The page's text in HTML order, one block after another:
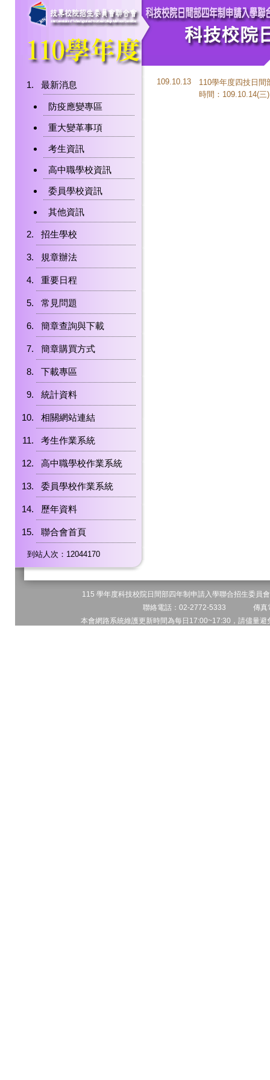
最新消息
防疫應變專區
重大變革事項
考生資訊
高中職學校資訊
委員學校資訊
其他資訊
招生學校
規章辦法
重要日程
常見問題
簡章查詢與下載
簡章購買方式
下載專區
統計資料
相關網站連結
考生作業系統
高中職學校作業系統
委員學校作業系統
歷年資料
聯合會首頁
到站人次：12044170
109.10.13
110學年度四技日間
時間：109.10.14(
115 學年度科技校院日間部四年制申請入學聯合招生委
聯絡電話：02-2772-5333 傳
本會網路系統維護更新時間為每日17:00~17:30，請儘量